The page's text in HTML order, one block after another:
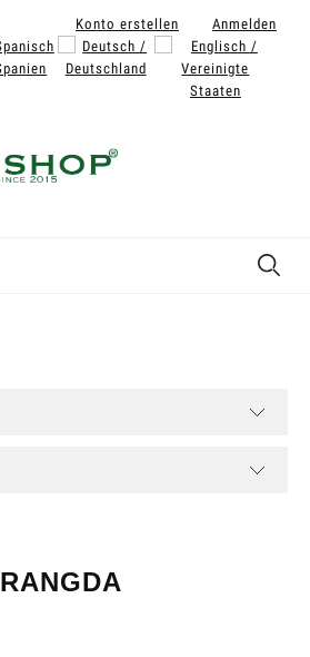
Konto erstellen Anmelden
RANGDA